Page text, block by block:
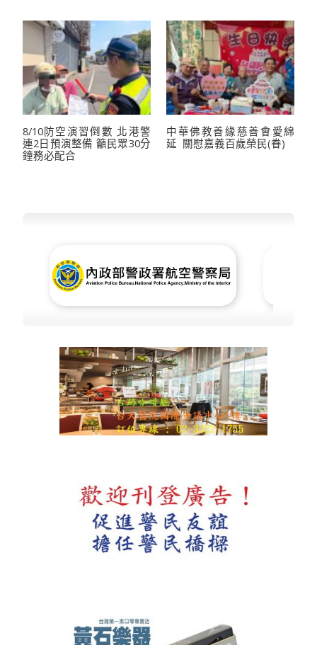
8/10防空演習倒數 北港警
連2日預演整備 籲民眾30分
鐘務必配合
中華佛教善緣慈善會愛綿
延 關慰嘉義百歲榮民(眷)